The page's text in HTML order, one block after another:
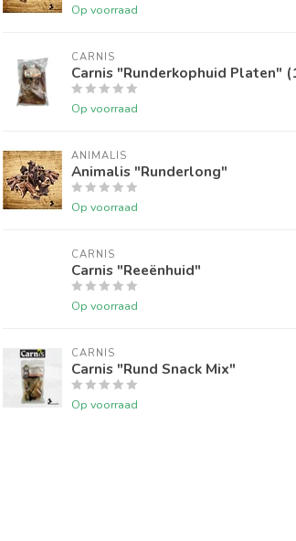
Op voorraad
CARNIS
Carnis "Runderkophuid Platen"
Op voorraad
ANIMALIS
Animalis "Runderlong"
Op voorraad
CARNIS
Carnis "Reeënhuid"
Op voorraad
CARNIS
Carnis "Rund Snack Mix"
Op voorraad